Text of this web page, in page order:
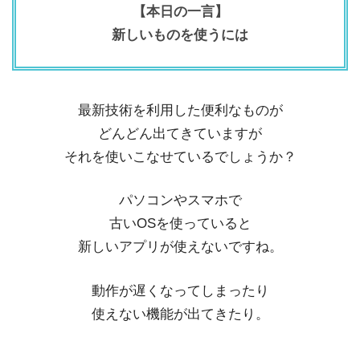
【本日の一言】
新しいものを使うには
最新技術を利用した便利なものが
どんどん出てきていますが
それを使いこなせているでしょうか？
パソコンやスマホで
古いOSを使っていると
新しいアプリが使えないですね。
動作が遅くなってしまったり
使えない機能が出てきたり。